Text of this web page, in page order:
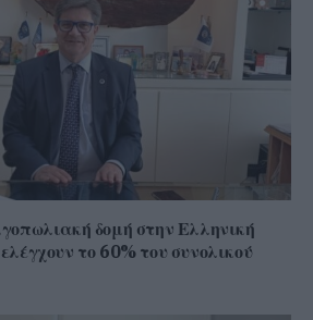
δομή στην Ελληνική
το 60% του συνολικού